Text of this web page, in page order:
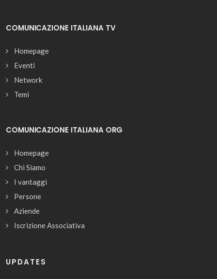
COMUNICAZIONE ITALIANA TV
Homepage
Eventi
Network
Temi
COMUNICAZIONE ITALIANA ORG
Homepage
Chi Siamo
I vantaggi
Persone
Aziende
Iscrizione Associativa
UPDATES